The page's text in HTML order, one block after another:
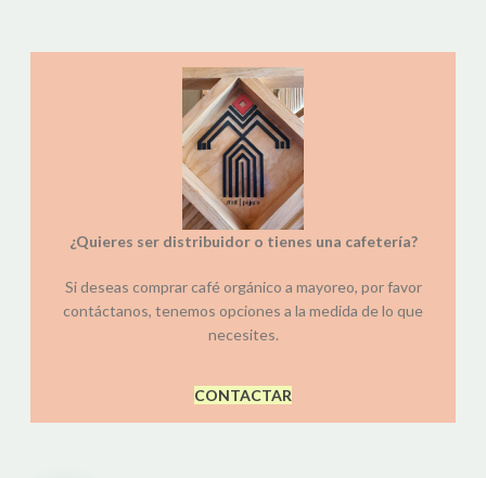
¿Quieres ser distribuidor o tienes una cafetería?
Si deseas comprar café orgánico a mayoreo, por favor
contáctanos, tenemos opciones a la medida de lo que
necesites.
CONTACTAR